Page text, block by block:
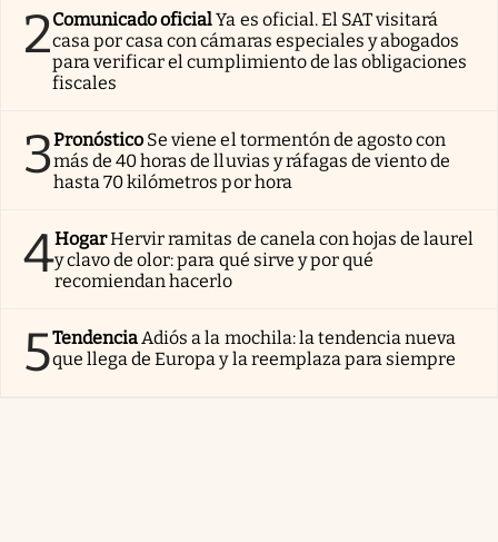
2Comunicado oficialYa es oficial. El SAT visitará
casa por casa con cámaras especiales y abogados
para verificar el cumplimiento de las obligaciones
fiscales
3Pronóstico Se viene el tormentón de agosto con
más de 40 horas de lluvias y ráfagas de viento de
hasta 70 kilómetros por hora
4HogarHervir ramitas de canela con hojas de laurel
y clavo de olor: para qué sirve y por qué
recomiendan hacerlo
5TendenciaAdiós a la mochila: la tendencia nueva
que llega de Europa y la reemplaza para siempre